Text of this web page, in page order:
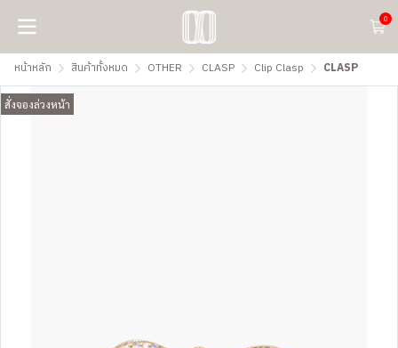
0
หน้าหลัก สินค้าทั้งหมด OTHER CLASP Clip Clasp CLASP
สั่งจองล่วงหน้า